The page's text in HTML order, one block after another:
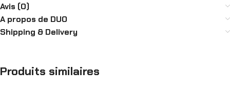
Avis (0)
A propos de DUO
Shipping & Delivery
Produits similaires